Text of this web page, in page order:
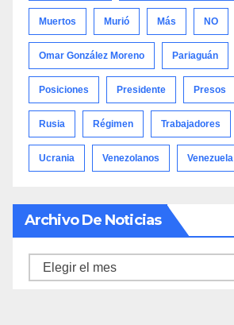
Muertos Murió Más NO
Omar González Moreno Pariaguán
Posiciones Presidente Presos
Rusia Régimen Trabajadores
Ucrania Venezolanos Venezuela
Archivo De Noticias
Archivo